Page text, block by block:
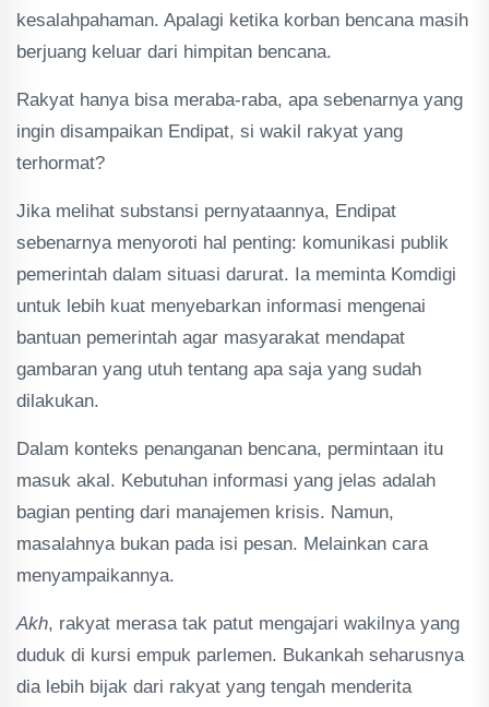
kesalahpahaman. Apalagi ketika korban bencana masih
berjuang keluar dari himpitan bencana.
Rakyat hanya bisa meraba-raba, apa sebenarnya yang
ingin disampaikan Endipat, si wakil rakyat yang
terhormat?
Jika melihat substansi pernyataannya, Endipat
sebenarnya menyoroti hal penting: komunikasi publik
pemerintah dalam situasi darurat. Ia meminta Komdigi
untuk lebih kuat menyebarkan informasi mengenai
bantuan pemerintah agar masyarakat mendapat
gambaran yang utuh tentang apa saja yang sudah
dilakukan.
Dalam konteks penanganan bencana, permintaan itu
masuk akal. Kebutuhan informasi yang jelas adalah
bagian penting dari manajemen krisis. Namun,
masalahnya bukan pada isi pesan. Melainkan cara
menyampaikannya.
Akh, rakyat merasa tak patut mengajari wakilnya yang
duduk di kursi empuk parlemen. Bukankah seharusnya
dia lebih bijak dari rakyat yang tengah menderita